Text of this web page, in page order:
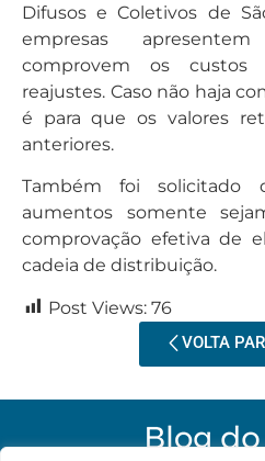
Difusos e Coletivos de
empresas
comprovem os custos
reajustes. Caso não haja
é para que os valores
anteriores.
Também foi solicitado
aumentos somente
comprovação efetiva de
cadeia de distribuição.
Post Views: 76
VOLTA